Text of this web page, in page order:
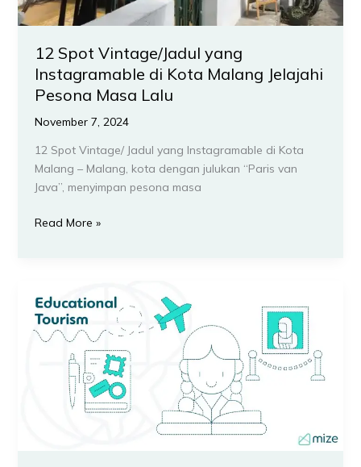
12 Spot Vintage/Jadul yang
Instagramable di Kota Malang Jelajahi
Pesona Masa Lalu
November 7, 2024
12 Spot Vintage/ Jadul yang Instagramable di Kota
Malang – Malang, kota dengan julukan “Paris van
Java”, menyimpan pesona masa
Read More »
Wisata
Edukasi
di
Malang
Sarana